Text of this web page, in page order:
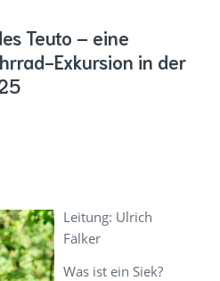
Teuto – eine
Exkursion in der
Leitung: Ulrich
Fälker
Was ist ein Siek?